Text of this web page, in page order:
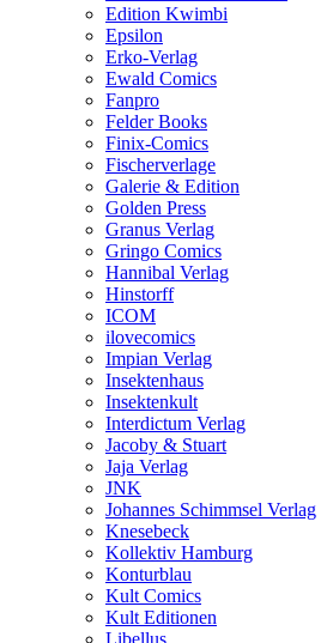
Edition Kwimbi
Epsilon
Erko-Verlag
Ewald Comics
Fanpro
Felder Books
Finix-Comics
Fischerverlage
Galerie & Edition
Golden Press
Granus Verlag
Gringo Comics
Hannibal Verlag
Hinstorff
ICOM
ilovecomics
Impian Verlag
Insektenhaus
Insektenkult
Interdictum Verlag
Jacoby & Stuart
Jaja Verlag
JNK
Johannes Schimmsel Verlag
Knesebeck
Kollektiv Hamburg
Konturblau
Kult Comics
Kult Editionen
Libellus